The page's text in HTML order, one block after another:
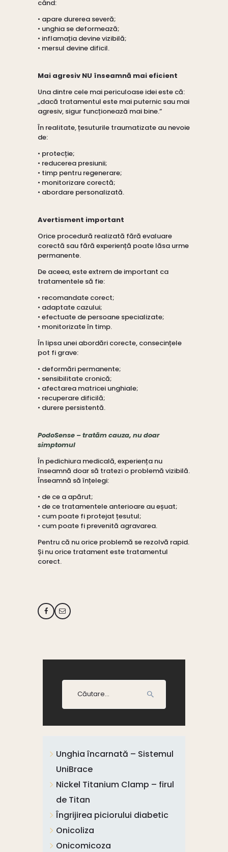
când:
• apare durerea severă;
• unghia se deformează;
• inflamația devine vizibilă;
• mersul devine dificil.
Mai agresiv NU înseamnă mai eficient
Una dintre cele mai periculoase idei este că:
„dacă tratamentul este mai puternic sau mai
agresiv, sigur funcționează mai bine.”
În realitate, țesuturile traumatizate au nevoie
de:
• protecție;
• reducerea presiunii;
• timp pentru regenerare;
• monitorizare corectă;
• abordare personalizată.
Avertisment important
Orice procedură realizată fără evaluare
corectă sau fără experiență poate lăsa urme
permanente.
De aceea, este extrem de important ca
tratamentele să fie:
• recomandate corect;
• adaptate cazului;
• efectuate de persoane specializate;
• monitorizate în timp.
În lipsa unei abordări corecte, consecințele
pot fi grave:
• deformări permanente;
• sensibilitate cronică;
• afectarea matricei unghiale;
• recuperare dificilă;
• durere persistentă.
PodoSense – tratăm cauza, nu doar
simptomul
În pedichiura medicală, experiența nu
înseamnă doar să tratezi o problemă vizibilă.
Înseamnă să înțelegi:
• de ce a apărut;
• de ce tratamentele anterioare au eșuat;
• cum poate fi protejat țesutul;
• cum poate fi prevenită agravarea.
Pentru că nu orice problemă se rezolvă rapid.
Și nu orice tratament este tratamentul
corect.
Caută
după:
Unghia încarnată – Sistemul
UniBrace
Nickel Titanium Clamp – firul
de Titan
Îngrijirea piciorului diabetic
Onicoliza
Onicomicoza